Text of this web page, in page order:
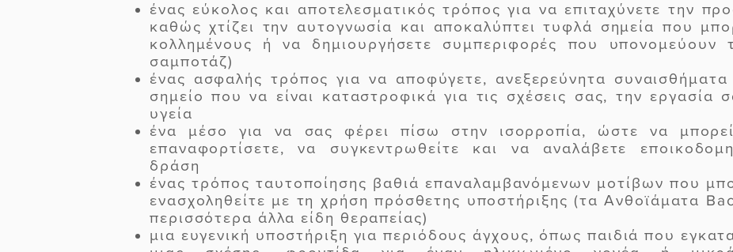
ένας εύκολος και αποτελεσματικός τρόπος για να επιταχύνετε την
καθώς χτίζει την αυτογνωσία και αποκαλύπτει τυφλά σημεία που
κολλημένους ή να δημιουργήσετε συμπεριφορές που υπονομεύουν
σαμποτάζ)
ένας ασφαλής τρόπος για να αποφύγετε, ανεξερεύνητα
σημείο που να είναι καταστροφικά για τις σχέσεις σας, την εργασία
υγεία
ένα μέσο για να σας φέρει πίσω στην ισορροπία, ώστε να
επαναφορτίσετε, να συγκεντρωθείτε και να αναλάβετε
δράση
ένας τρόπος ταυτοποίησης βαθιά επαναλαμβανόμενων μοτίβων που
ενασχοληθείτε με τη χρήση πρόσθετης υποστήριξης (τα Ανθοϊάματα
περισσότερα άλλα είδη θεραπείας)
μια ευγενική υποστήριξη για περιόδους άγχους, όπως παιδιά που